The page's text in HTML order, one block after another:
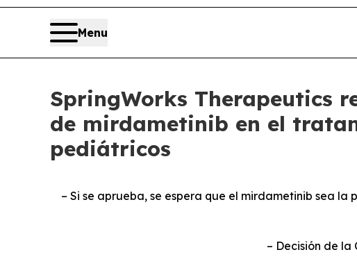
Menu
SpringWorks Therapeutics
de mirdametinib en el
pediátricos
– Si se aprueba, se espera que el mirdametinib sea
– Decisión de la